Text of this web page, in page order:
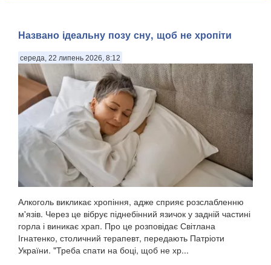
Названо ідеальну позу сну, щоб не хропіти
середа, 22 липень 2026, 8:12
Алкоголь викликає хропіння, адже сприяє розслабленню
м'язів. Через це вібрує піднебінний язичок у задній частині
горла і виникає храп. Про це розповідає Світлана
Ігнатенко, столичний терапевт, передають Патріоти
України. "Треба спати на боці, щоб не хр...